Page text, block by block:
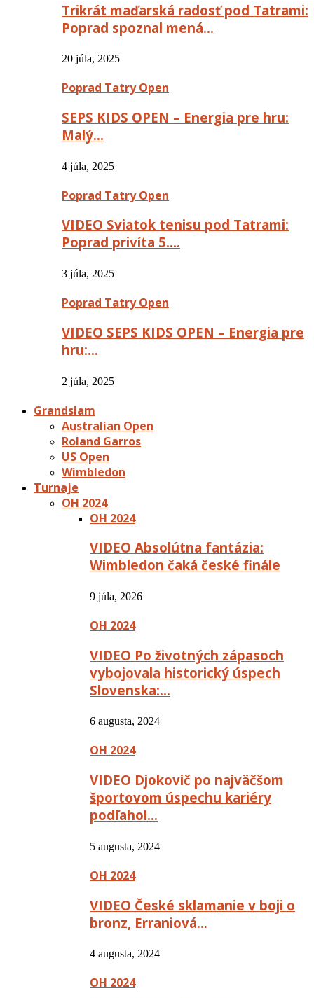
Trikrát maďarská radosť pod Tatrami:
Poprad spoznal mená…
20 júla, 2025
Poprad Tatry Open
SEPS KIDS OPEN – Energia pre hru:
Malý…
4 júla, 2025
Poprad Tatry Open
VIDEO Sviatok tenisu pod Tatrami:
Poprad privíta 5….
3 júla, 2025
Poprad Tatry Open
VIDEO SEPS KIDS OPEN – Energia pre
hru:…
2 júla, 2025
Grandslam
Australian Open
Roland Garros
US Open
Wimbledon
Turnaje
OH 2024
OH 2024
VIDEO Absolútna fantázia:
Wimbledon čaká české finále
9 júla, 2026
OH 2024
VIDEO Po životných zápasoch
vybojovala historický úspech
Slovenska:…
6 augusta, 2024
OH 2024
VIDEO Djokovič po najväčšom
športovom úspechu kariéry
podľahol…
5 augusta, 2024
OH 2024
VIDEO České sklamanie v boji o
bronz, Erraniová…
4 augusta, 2024
OH 2024